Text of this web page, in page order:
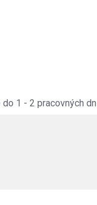
do 1 - 2 pracovných